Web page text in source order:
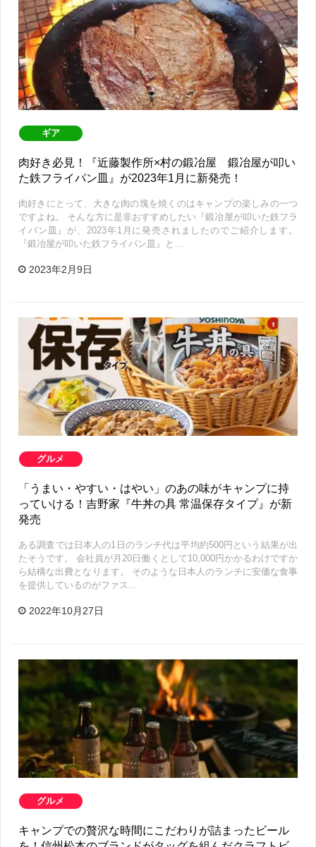
ギア
肉好き必見！『近藤製作所×村の鍛冶屋 鍛冶屋が叩い
た鉄フライパン皿』が2023年1月に新発売！
肉好きにとって、大きな肉の塊を焼くのはキャンプの楽しみの一つ
ですよね。 そんな方に是非おすすめしたい『鍛冶屋が叩いた鉄フラ
イパン皿』が、2023年1月に発売されましたのでご紹介します。
『鍛冶屋が叩いた鉄フライパン皿』と…
2023年2月9日
グルメ
「うまい・やすい・はやい」のあの味がキャンプに持
っていける！吉野家『牛丼の具 常温保存タイプ』が新
発売
ある調査では日本人の1日のランチ代は平均約500円という結果が出
たそうです。 会社員が月20日働くとして10,000円かかるわけですか
ら結構な出費となります。 そのような日本人のランチに安価な食事
を提供しているのがファス…
2022年10月27日
グルメ
キャンプでの贅沢な時間にこだわりが詰まったビール